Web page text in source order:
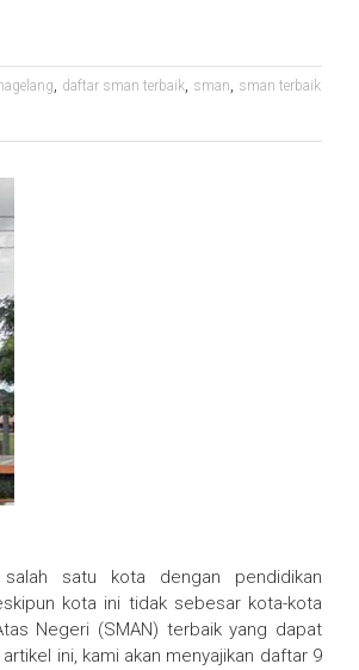
, daftar sman terbaik, sman, sman terbaik
satu kota dengan pendidikan
kota ini tidak sebesar kota-kota
Negeri (SMAN) terbaik yang dapat
ini, kami akan menyajikan daftar 9